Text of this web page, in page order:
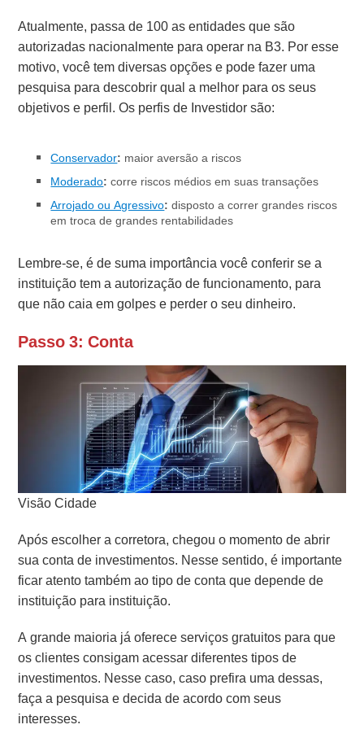
Atualmente, passa de 100 as entidades que são
autorizadas nacionalmente para operar na B3. Por esse
motivo, você tem diversas opções e pode fazer uma
pesquisa para descobrir qual a melhor para os seus
objetivos e perfil. Os perfis de Investidor são:
Conservador: maior aversão a riscos
Moderado: corre riscos médios em suas transações
Arrojado ou Agressivo: disposto a correr grandes riscos
em troca de grandes rentabilidades
Lembre-se, é de suma importância você conferir se a
instituição tem a autorização de funcionamento, para
que não caia em golpes e perder o seu dinheiro.
Passo 3: Conta
Visão Cidade
Após escolher a corretora, chegou o momento de abrir
sua conta de investimentos. Nesse sentido, é importante
ficar atento também ao tipo de conta que depende de
instituição para instituição.
A grande maioria já oferece serviços gratuitos para que
os clientes consigam acessar diferentes tipos de
investimentos. Nesse caso, caso prefira uma dessas,
faça a pesquisa e decida de acordo com seus
interesses.